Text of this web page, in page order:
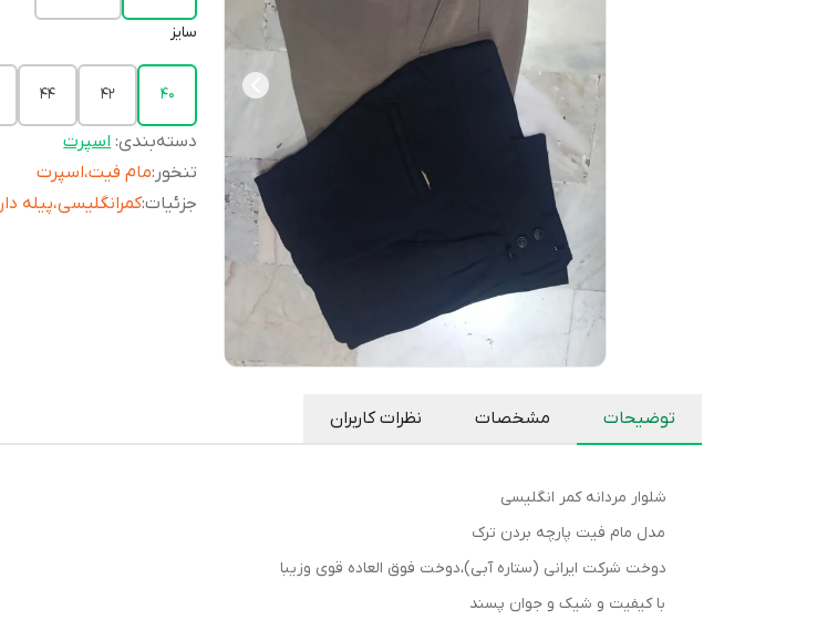
سایز
40
42
44
دسته‌بندی:اسپرت
تنخور :مام فیت،اسپرت
جزئیات:کمرانگلیسی،پیله دار
توضیحات مشخصات نظرات کاربران
شلوار مردانه کمر انگلیسی
مدل مام فیت پارچه بردن ترک
دوخت شرکت ایرانی (ستاره آبی)،دوخت فوق العاده قوی وزیبا
با کیفیت و شیک و جوان پسند